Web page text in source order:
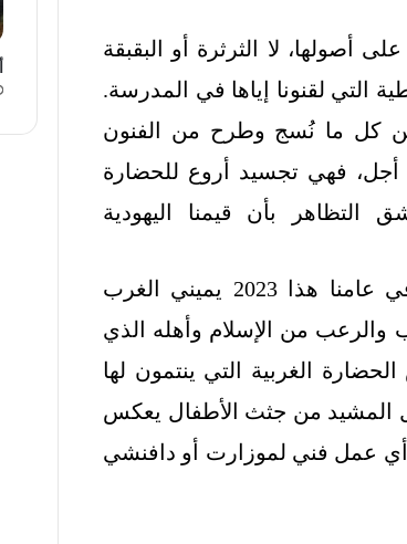
أصولها، لا الثرثرة أو البقبقة
التي لقنونا إياها في المدرسة.
من كل ما نُسج وطرح من الفنون
أجل، فهي تجسيد أروع للحضارة
التظاهر بأن قيمنا اليهودية
لقد كان الأمر أشباه بأضغاث الأحلام ونحن نرى في عامنا هذا 2023 يميني الغرب
والرعب من الإسلام وأهله الذي
الغربية التي ينتمون لها
المشيد من جثث الأطفال يعكس
أي عمل فني لموزارت أو دافنشي